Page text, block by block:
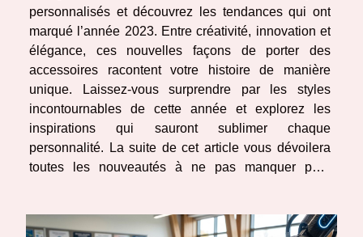
personnalisés et découvrez les tendances qui ont
marqué l’année 2023. Entre créativité, innovation et
élégance, ces nouvelles façons de porter des
accessoires racontent votre histoire de manière
unique. Laissez-vous surprendre par les styles
incontournables de cette année et explorez les
inspirations qui sauront sublimer chaque
personnalité. La suite de cet article vous dévoilera
toutes les nouveautés à ne pas manquer pour
personnalisés...